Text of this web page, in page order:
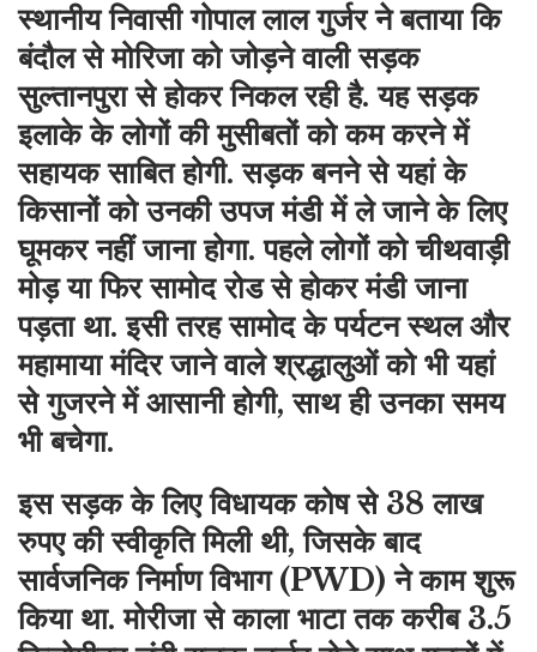
स्थानीय निवासी गोपाल लाल गुर्जर ने बताया कि
बंदौल से मोरिजा को जोड़ने वाली सड़क
सुल्तानपुरासे होकर निकल रही है. यह सड़क
इलाके के लोगों की मुसीबतों को कम करने में
सहायक साबित होगी. सड़क बनने से यहां के
किसानों को उनकी उपज मंडी में ले जाने के लिए
घूमकर नहीं जाना होगा. पहले लोगों को चीथवाड़ी
मोड़ या फिर सामोद रोड से होकर मंडी जाना
पड़ता था. इसी तरह सामोद के पर्यटन स्थल और
महामाया मंदिर जाने वाले श्रद्धालुओं को भी यहां
से गुजरने में आसानी होगी, साथ ही उनका समय
भी बचेगा.
इस सड़क के लिए विधायक कोष से 38 लाख
रुपए की स्वीकृति मिली थी, जिसके बाद
सार्वजनिक निर्माण विभाग (PWD) ने काम शुरू
किया था. मोरीजा से काला भाटा तक करीब 3.5